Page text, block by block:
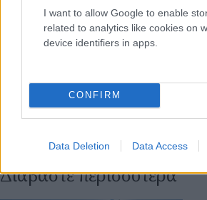
I want to allow Google to enable
related to analytics like cookies on
device identifiers in apps.
CONFIRM
Data Deletion Data Access
Διαβάστε περισσότερα